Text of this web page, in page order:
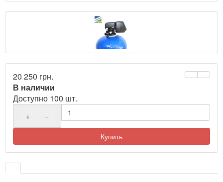
20 250 грн.
В наличии
Доступно 100 шт.
+ −
Купить